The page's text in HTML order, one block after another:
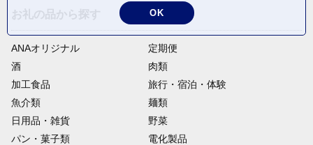
ANAオリジナル
定期便
酒
肉類
加工食品
旅行・宿泊・体験
魚介類
麺類
日用品・雑貨
野菜
パン・菓子類
電化製品
OK